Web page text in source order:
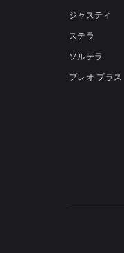
ジャスティ
ステラ
ソルテラ
プレオ プラス